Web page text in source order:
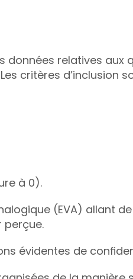
données relatives aux
critères d’inclusion
à 0).
(EVA) allant de
perçue.
évidentes de